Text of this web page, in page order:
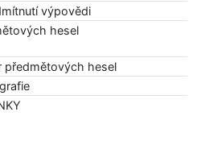
výpovědi
hesel
předmětových hesel